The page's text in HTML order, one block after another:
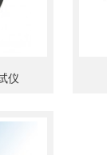
仪